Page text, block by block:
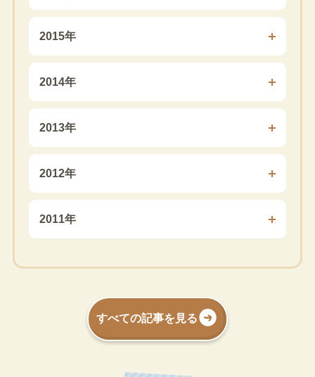
2015年
2014年
2013年
2012年
2011年
すべての記事を見る